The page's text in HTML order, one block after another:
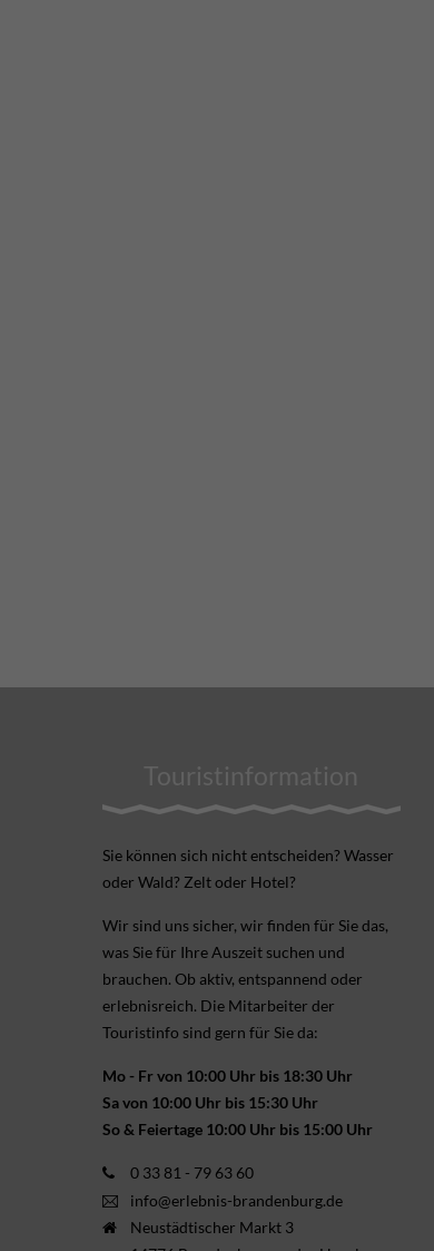
Touristinformation
Sie können sich nicht ent­scheiden? Wasser
oder Wald? Zelt oder Hotel?
Wir sind uns sicher, wir finden für Sie das,
was Sie für Ihre Aus­zeit suchen und
brauchen. Ob aktiv, ent­spannend oder
erlebnis­reich. Die Mitarbeiter der
Touristinfo sind gern für Sie da:
Mo - Fr von 10:00 Uhr bis 18:30 Uhr
Sa von 10:00 Uhr bis 15:30 Uhr
So & Feiertage 10:00 Uhr bis 15:00 Uhr
0 33 81 - 79 63 60
info@erlebnis-brandenburg.de
Neustädtischer Markt 3